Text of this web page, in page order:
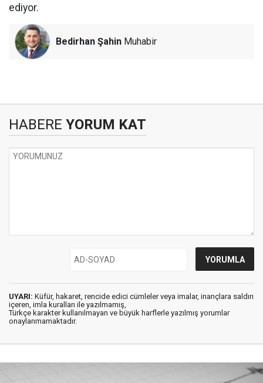
ediyor.
Bedirhan Şahin Muhabir
HABERE YORUM KAT
UYARI: Küfür, hakaret, rencide edici cümleler veya imalar, inançlara saldırı
içeren, imla kuralları ile yazılmamış,
Türkçe karakter kullanılmayan ve büyük harflerle yazılmış yorumlar
onaylanmamaktadır.